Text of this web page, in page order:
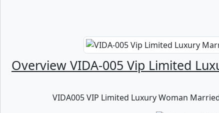
Overview VIDA-005 Vip Limited
VIDA005 VIP Limited Luxury Woman